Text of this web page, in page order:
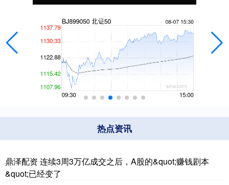
热点资讯
鼎泽配资 连续3周3万亿成交之后，A股的&quot;赚钱剧本
&quot;已经变了